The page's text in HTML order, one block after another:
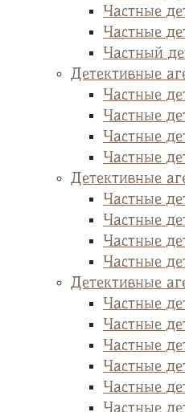
Частные
Частные
Частный
Детективные
Частные
Частные
Частные
Частные
Детективные
Частные
Частные
Частные
Частные
Детективные
Частные
Частные
Частные
Частные
Частные
Частные